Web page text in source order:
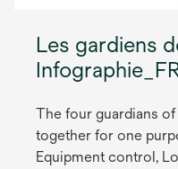
Les gardiens
The four guardians
together for one
Equipment control,